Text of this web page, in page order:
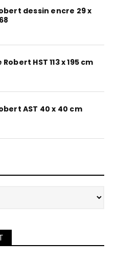
dessin encre 29 x
HST 113 x 195 cm
AST 40 x 40 cm